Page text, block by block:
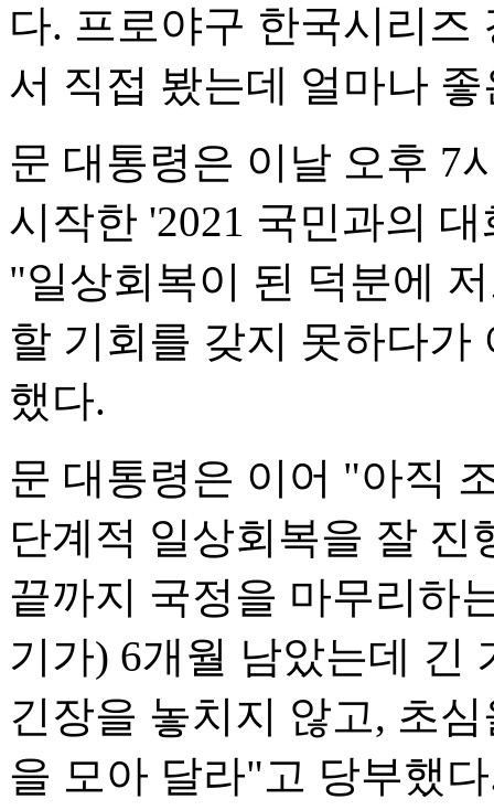
다. 프로야구 한국시리즈
서 직접 봤는데 얼마나
문 대통령은 이날 오후 7
시작한 '2021 국민과의
"일상회복이 된 덕분에
할 기회를 갖지 못하다
했다.
문 대통령은 이어 "아직
단계적 일상회복을 잘
끝까지 국정을 마무리하
기가) 6개월 남았는데 긴
긴장을 놓치지 않고, 초
을 모아 달라"고 당부했